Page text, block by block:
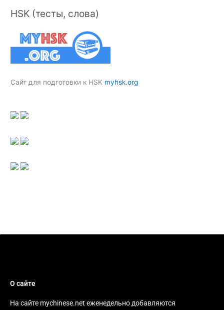
HSK (тесты, слова)
Сайт для подготовки к HSK myhsk.org
О сайте
На сайте mychinese.net еженедельно добавляются